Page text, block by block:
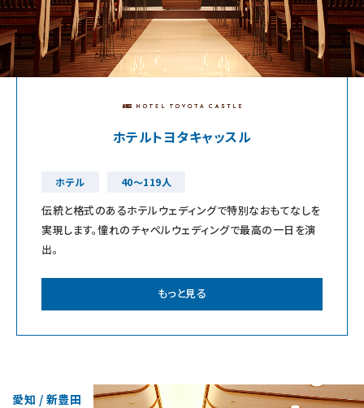
ホテルトヨタキャッスル
ホテル 40～119人
伝統と格式のあるホテルウェディングで特別なおもてなしを
実現します。憧れのチャペルウェディングで最高の一日を演
出。
もっと見る
愛知 / 新豊田